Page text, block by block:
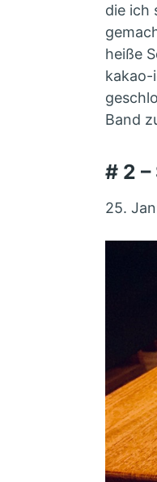
die ich
heiße
kakao-
Band
# 2
25.